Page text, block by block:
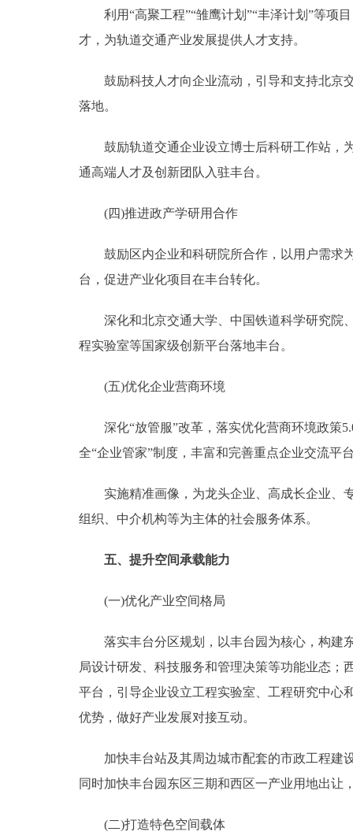
利用“高聚工程”“雏鹰计划”“丰泽计划”等项
才，为轨道交通产业发展提供人才支持。
鼓励科技人才向企业流动，引导和支持北京交
落地。
鼓励轨道交通企业设立博士后科研工作站，为
通高端人才及创新团队入驻丰台。
(四)推进政产学研用合作
鼓励区内企业和科研院所合作，以用户需求为
台，促进产业化项目在丰台转化。
深化和北京交通大学、中国铁道科学研究院、
程实验室等国家级创新平台落地丰台。
(五)优化企业营商环境
深化“放管服”改革，落实优化营商环境政策
全“企业管家”制度，丰富和完善重点企业交流平
实施精准画像，为龙头企业、高成长企业、专
组织、中介机构等为主体的社会服务体系。
五、提升空间承载能力
(一)优化产业空间格局
落实丰台分区规划，以丰台园为核心，构建东
局设计研发、科技服务和管理决策等功能业态
平台，引导企业设立工程实验室、工程研究中心
优势，做好产业发展对接互动。
加快丰台站及其周边城市配套的市政工程建设
同时加快丰台园东区三期和西区一产业用地出让
(二)打造特色空间载体